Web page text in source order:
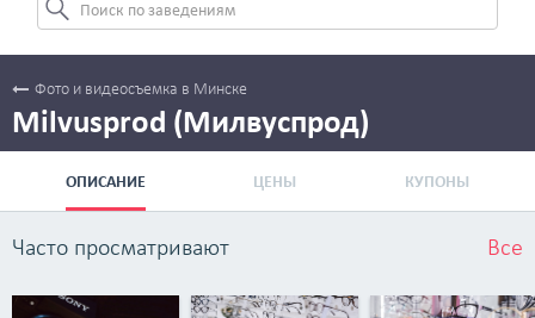
Фото и видеосъемка в Минске
Milvusprod (Милвуспрод)
ОПИСАНИЕ ЦЕНЫ КУПОНЫ
Часто просматривают Все